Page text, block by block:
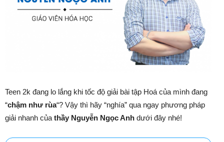
Teen 2k đang lo lắng khi tốc độ giải bài tập Hoá của mình đang
“chậm như rùa“? Vậy thì hãy “nghía” qua ngay phương pháp
giải nhanh của thầy Nguyễn Ngọc Anh dưới đây nhé!